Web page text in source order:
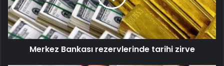
Merkez Bankası rezervlerinde tarihi zirve